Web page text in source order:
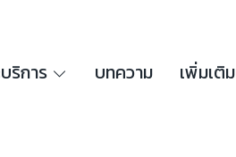
ริการ บทความ เพิ่มเติม